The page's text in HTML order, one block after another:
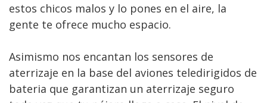
estos chicos malos y lo pones en el aire, la
gente te ofrece mucho espacio.
Asimismo nos encantan los sensores de
aterrizaje en la base del aviones teledirigidos de
bateria que garantizan un aterrizaje seguro